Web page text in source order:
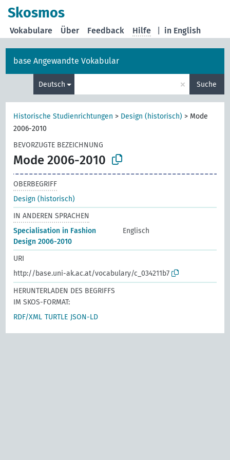
Skosmos
in English
Vokabulare Über Feedback Hilfe
base Angewandte Vokabular
Deutsch × Suche
Historische Studienrichtungen > Design (historisch) > Mode
2006-2010
BEVORZUGTE BEZEICHNUNG
Mode 2006-2010
OBERBEGRIFF
Design (historisch)
IN ANDEREN SPRACHEN
Specialisation in Fashion
Design 2006-2010
Englisch
URI
http://base.uni-ak.ac.at/vocabulary/c_034211b7
HERUNTERLADEN DES BEGRIFFS
IM SKOS-FORMAT:
RDF/XML TURTLE JSON-LD